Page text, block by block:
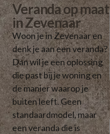
Veranda op maat
in Zevenaar
Woon je in Zevenaar en
denk je aan een veranda?
Dan wil je een oplossing
die past bij je woning en
de manier waarop je
buiten leeft. Geen
standaardmodel, maar
een veranda die is